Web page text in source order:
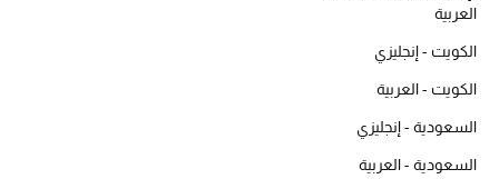
الأحذية الرجالية
أحذية للأطفال
أبرز المصممين
العربية
الكويت - إنجليزي
الكويت - العربية
السعودية - إنجليزي
السعودية - العربية